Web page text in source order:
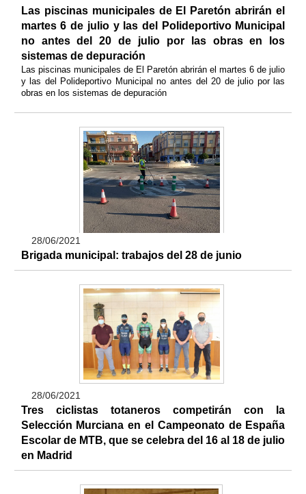
Las piscinas municipales de El Paretón abrirán el
martes 6 de julio y las del Polideportivo Municipal
no antes del 20 de julio por las obras en los
sistemas de depuración
Las piscinas municipales de El Paretón abrirán el martes 6 de julio
y las del Polideportivo Municipal no antes del 20 de julio por las
obras en los sistemas de depuración
28/06/2021
Brigada municipal: trabajos del 28 de junio
28/06/2021
Tres ciclistas totaneros competirán con la
Selección Murciana en el Campeonato de España
Escolar de MTB, que se celebra del 16 al 18 de julio
en Madrid